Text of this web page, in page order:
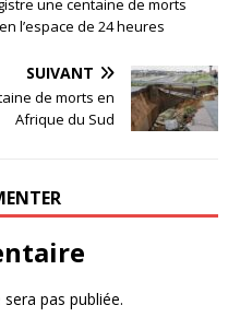
une centaine de morts
l’espace de 24 heures
SUIVANT
de morts en
Afrique du Sud
pas publiée.